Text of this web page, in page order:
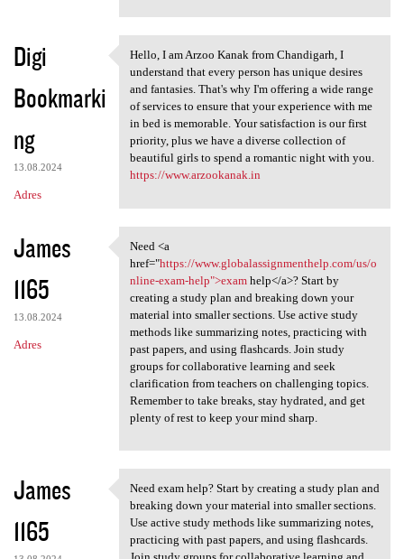
Digi
Bookmarki
ng
13.08.2024
Adres
Hello, I am Arzoo Kanak from
Hello, I am Arzoo Kanak from Chandigarh, I
understand that every person has unique desires
and fantasies. That's why I'm offering a wide range
of services to ensure that your experience with me
in bed is memorable. Your satisfaction is our first
priority, plus we have a diverse collection of
beautiful girls to spend a romantic night with you.
https://www.arzookanak.in
James
1165
13.08.2024
Adres
Need <a href="https://www
Need <a
href="https://www.globalassignmenthelp.com/us/o
nline-exam-help">examhelp</a>? Start by
creating a study plan and breaking down your
material into smaller sections. Use active study
methods like summarizing notes, practicing with
past papers, and using flashcards. Join study
groups for collaborative learning and seek
clarification from teachers on challenging topics.
Remember to take breaks, stay hydrated, and get
plenty of rest to keep your mind sharp.
James
1165
Need exam help? Start by
Need exam help? Start by creating a study plan and
breaking down your material into smaller sections.
Use active study methods like summarizing notes,
practicing with past papers, and using flashcards.